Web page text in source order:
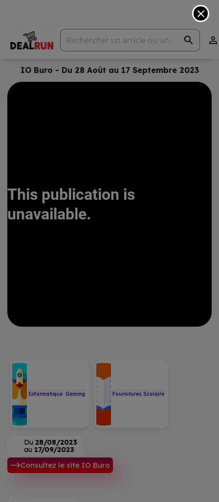
search 
close
IO Buro - Du 28 Août au 17 Septembre 2023
Informatique Gaming Fournitures Scolaire
Du 28/08/2023
au 17/09/2023
Consultez le site IO Buro